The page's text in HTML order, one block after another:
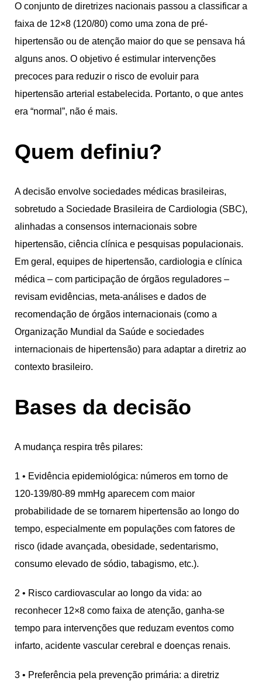
O conjunto de diretrizes nacionais passou a classificar a
faixa de 12×8 (120/80) como uma zona de pré-
hipertensão ou de atenção maior do que se pensava há
alguns anos. O objetivo é estimular intervenções
precoces para reduzir o risco de evoluir para
hipertensão arterial estabelecida. Portanto, o que antes
era “normal”, não é mais.
Quem definiu?
A decisão envolve sociedades médicas brasileiras,
sobretudo a Sociedade Brasileira de Cardiologia (SBC),
alinhadas a consensos internacionais sobre
hipertensão, ciência clínica e pesquisas populacionais.
Em geral, equipes de hipertensão, cardiologia e clínica
médica – com participação de órgãos reguladores –
revisam evidências, meta-análises e dados de
recomendação de órgãos internacionais (como a
Organização Mundial da Saúde e sociedades
internacionais de hipertensão) para adaptar a diretriz ao
contexto brasileiro.
Bases da decisão
A mudança respira três pilares:
1 • Evidência epidemiológica: números em torno de
120-139/80-89 mmHg aparecem com maior
probabilidade de se tornarem hipertensão ao longo do
tempo, especialmente em populações com fatores de
risco (idade avançada, obesidade, sedentarismo,
consumo elevado de sódio, tabagismo, etc.).
2 • Risco cardiovascular ao longo da vida: ao
reconhecer 12×8 como faixa de atenção, ganha-se
tempo para intervenções que reduzam eventos como
infarto, acidente vascular cerebral e doenças renais.
3 • Preferência pela prevenção primária: a diretriz